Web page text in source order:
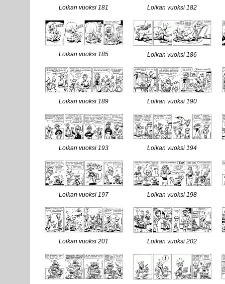
Loikan vuoksi 181 Loikan vuoksi 182
Loikan vuoksi 185 Loikan vuoksi 186
Loikan vuoksi 189 Loikan vuoksi 190
Loikan vuoksi 193 Loikan vuoksi 194
Loikan vuoksi 197 Loikan vuoksi 198
Loikan vuoksi 201 Loikan vuoksi 202